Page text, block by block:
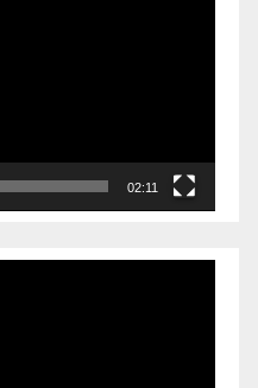
02:11